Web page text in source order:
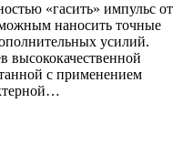
«гасить» импульс от
наносить точные
усилий.
высококачественной
с применением